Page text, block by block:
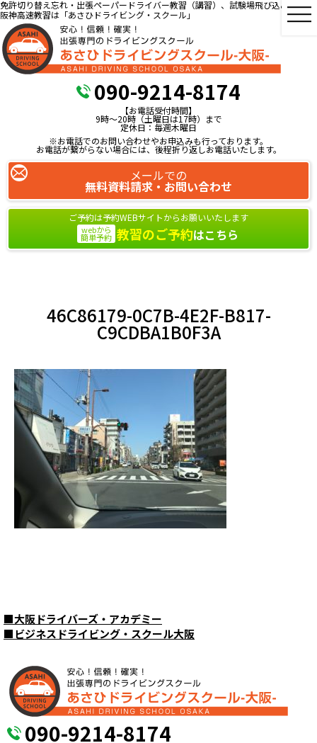
免許切り替え忘れ・出張ペーパードライバー教習（講習）、試験場飛び込み教習、
阪神高速教習は「あさひドライビング・スクール」
090-9214-8174
【お電話受付時間】
9時～20時（土曜日は17時）まで
定休日：毎週木曜日
※お電話でのお問い合わせやお申込みも行っております。
お電話が繋がらない場合には、後程折り返しお電話いたします。
メールでの
無料資料請求・お問い合わせ
ご予約は予約WEBサイトからお願いいたします
webから
簡単予約 教習のご予約はこちら
46C86179-0C7B-4E2F-B817-
C9CDBA1B0F3A
■大阪ドライバーズ・アカデミー
■ビジネスドライビング・スクール大阪
090-9214-8174